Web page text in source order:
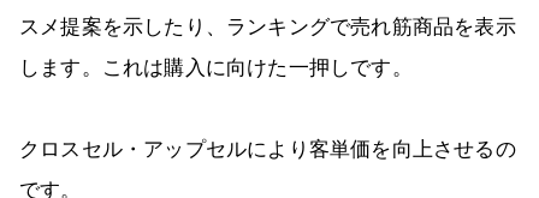
スメ提案を示したり、ランキングで売れ筋商品を表示
します。これは購入に向けた一押しです。
クロスセル・アップセルにより客単価を向上させるの
です。